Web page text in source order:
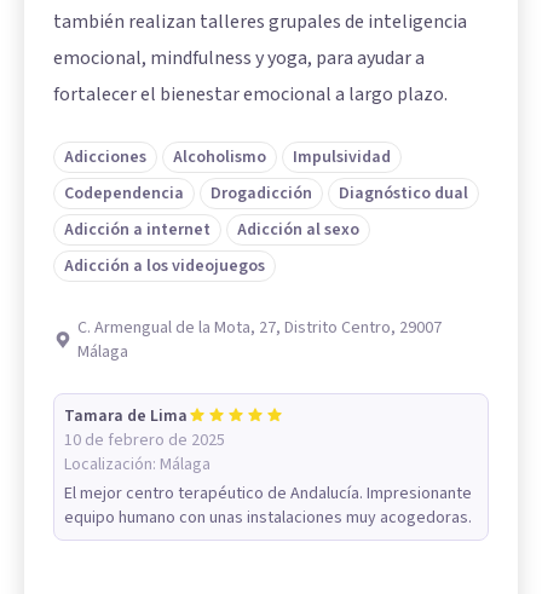
también realizan talleres grupales de inteligencia
emocional, mindfulness y yoga, para ayudar a
fortalecer el bienestar emocional a largo plazo.
Adicciones Alcoholismo
Impulsividad
Codependencia
Drogadicción
Diagnóstico dual
Adicción a internet
Adicción al sexo
Adicción a los videojuegos
C. Armengual de la Mota, 27, Distrito Centro, 29007
Málaga
Tamara de Lima
10 de febrero de 2025
Localización: Málaga
El mejor centro terapéutico de Andalucía. Impresionante
equipo humano con unas instalaciones muy acogedoras.